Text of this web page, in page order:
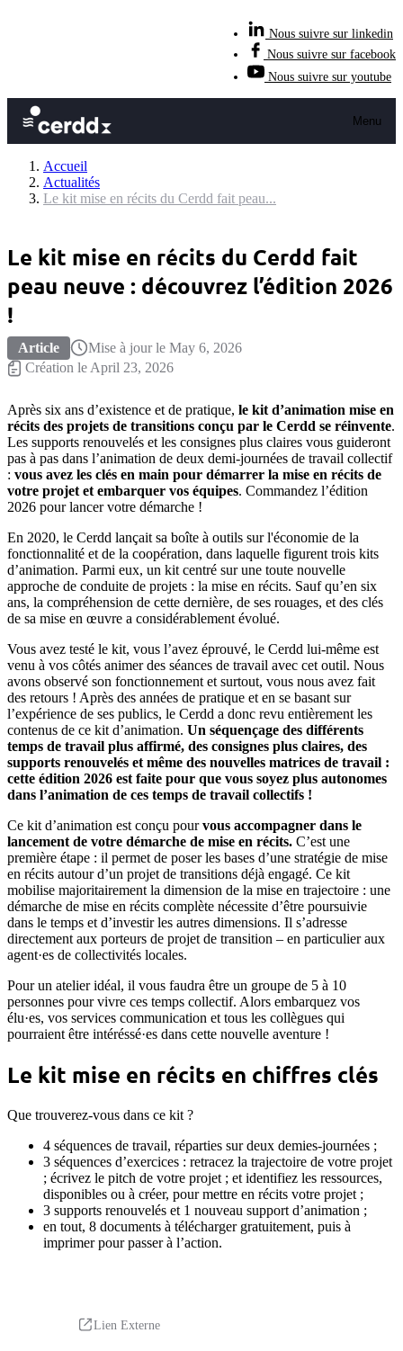
Nous suivre sur linkedin
Nous suivre sur facebook
Nous suivre sur youtube
Menu
Accueil
Actualités
Le kit mise en récits du Cerdd fait peau...
Le kit mise en récits du Cerdd fait
peau neuve : découvrez l’édition 2026
!
Article
Mise à jour le May 6, 2026
Création le April 23, 2026
Après six ans d’existence et de pratique, le kit d’animation mise en
récits des projets de transitions conçu par le Cerdd se réinvente.
Les supports renouvelés et les consignes plus claires vous guideront
pas à pas dans l’animation de deux demi-journées de travail collectif
: vous avez les clés en main pour démarrer la mise en récits de
votre projet et embarquer vos équipes. Commandez l’édition
2026 pour lancer votre démarche !
En 2020, le Cerdd lançait sa boîte à outils sur l'économie de la
fonctionnalité et de la coopération, dans laquelle figurent trois kits
d’animation. Parmi eux, un kit centré sur une toute nouvelle
approche de conduite de projets : la mise en récits. Sauf qu’en six
ans, la compréhension de cette dernière, de ses rouages, et des clés
de sa mise en œuvre a considérablement évolué.
Vous avez testé le kit, vous l’avez éprouvé, le Cerdd lui-même est
venu à vos côtés animer des séances de travail avec cet outil. Nous
avons observé son fonctionnement et surtout, vous nous avez fait
des retours ! Après des années de pratique et en se basant sur
l’expérience de ses publics, le Cerdd a donc revu entièrement les
contenus de ce kit d’animation. Un séquençage des différents
temps de travail plus affirmé, des consignes plus claires, des
supports renouvelés et même des nouvelles matrices de travail :
cette édition 2026 est faite pour que vous soyez plus autonomes
dans l’animation de ces temps de travail collectifs !
Ce kit d’animation est conçu pourvous accompagner dans le
lancement de votre démarche de mise en récits. C’est une
première étape : il permet de poser les bases d’une stratégie de mise
en récits autour d’un projet de transitions déjà engagé. Ce kit
mobilise majoritairement la dimension de la mise en trajectoire : une
démarche de mise en récits complète nécessite d’être poursuivie
dans le temps et d’investir les autres dimensions. Il s’adresse
directement aux porteurs de projet de transition – en particulier aux
agent·es de collectivités locales.
Pour un atelier idéal, il vous faudra être un groupe de 5 à 10
personnes pour vivre ces temps collectif. Alors embarquez vos
élu·es, vos services communication et tous les collègues qui
pourraient être intéréssé·es dans cette nouvelle aventure !
Le kit mise en récits en chiffres clés
Que trouverez-vous dans ce kit ?
4 séquences de travail, réparties sur deux demies-journées ;
3 séquences d’exercices : retracez la trajectoire de votre projet
; écrivez le pitch de votre projet ; et identifiez les ressources,
disponibles ou à créer, pour mettre en récits votre projet ;
3 supports renouvelés et 1 nouveau support d’animation ;
en tout, 8 documents à télécharger gratuitement, puis à
imprimer pour passer à l’action.
Lien Externe